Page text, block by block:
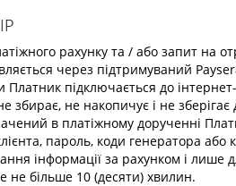
рахунку та / або запит
через підтримуваний
підключається до
не накопичує і не зберігає
в платіжному дорученні
пароль, коди генератора
інформації за рахунком і лише
не більше 10 (десяти) хвилин.